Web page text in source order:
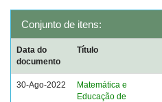
Conjunto de itens:
Data do
documento
Título
30-Ago-2022
Matemática e
Educação de